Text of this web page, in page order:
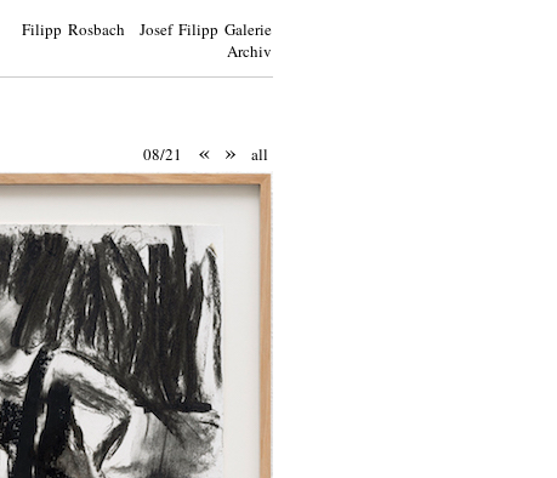
Filipp Rosbach Josef Filipp Galerie
Archiv
08/21 « » all